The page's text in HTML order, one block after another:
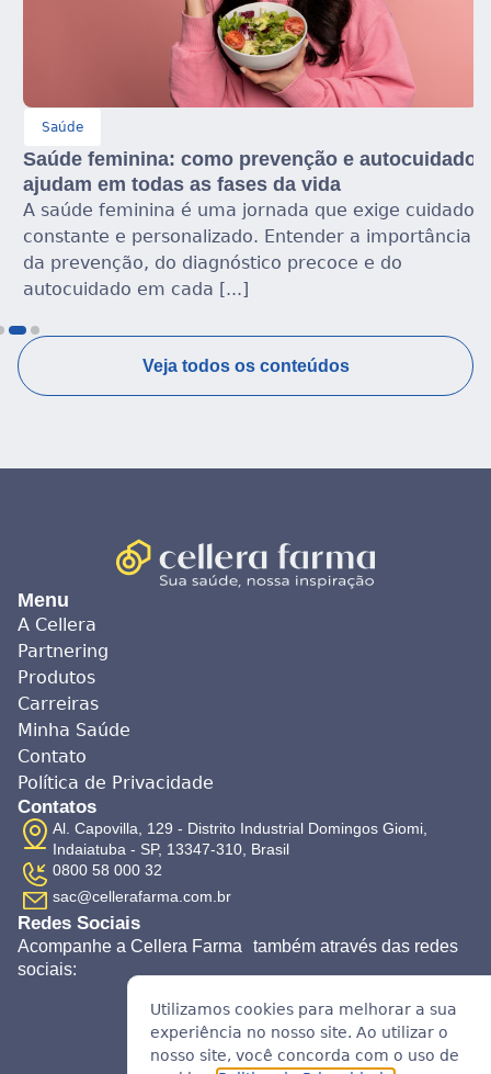
Saúde
Saúde feminina: como prevenção e autocuidado
ajudam em todas as fases da vida
A saúde feminina é uma jornada que exige cuidado
constante e personalizado. Entender a importância
da prevenção, do diagnóstico precoce e do
autocuidado em cada [...]
Veja todos os conteúdos
Menu
A Cellera
Partnering
Produtos
Carreiras
Minha Saúde
Contato
Política de Privacidade
Contatos
Al. Capovilla, 129 - Distrito Industrial Domingos Giomi,
Indaiatuba - SP, 13347-310, Brasil
0800 58 000 32
sac@cellerafarma.com.br
Redes Sociais
Acompanhe a Cellera Farma também através das redes
sociais:
Utilizamos cookies para melhorar a sua
experiência no nosso site. Ao utilizar o
nosso site, você concorda com o uso de